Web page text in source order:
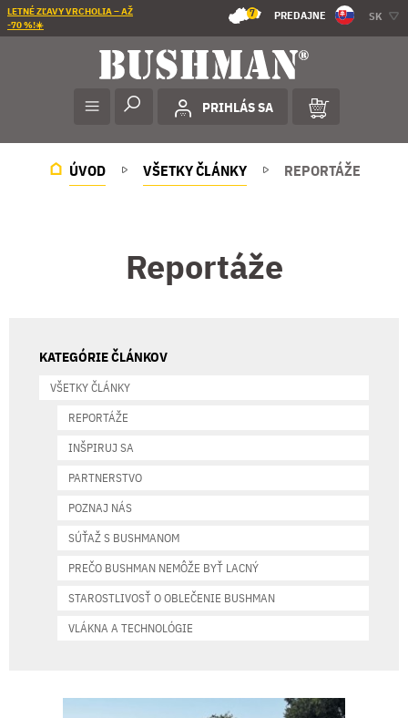
LETNÉ ZĽAVY VRCHOLIA – AŽ
-70 %!☀️
7 PREDAJNE SK
PRIHLÁS SA
ÚVOD VŠETKY ČLÁNKY REPORTÁŽE
Reportáže
KATEGÓRIE ČLÁNKOV
VŠETKY ČLÁNKY
REPORTÁŽE
INŠPIRUJ SA
PARTNERSTVO
POZNAJ NÁS
SÚŤAŽ S BUSHMANOM
PREČO BUSHMAN NEMÔŽE BYŤ LACNÝ
STAROSTLIVOSŤ O OBLEČENIE BUSHMAN
VLÁKNA A TECHNOLÓGIE